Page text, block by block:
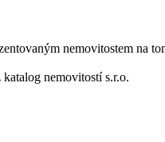
nemovitostem na
nemovitostí s.r.o.